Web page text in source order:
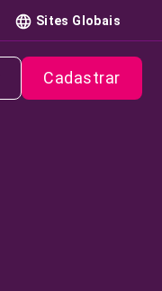
Sites Globais
Cadastrar